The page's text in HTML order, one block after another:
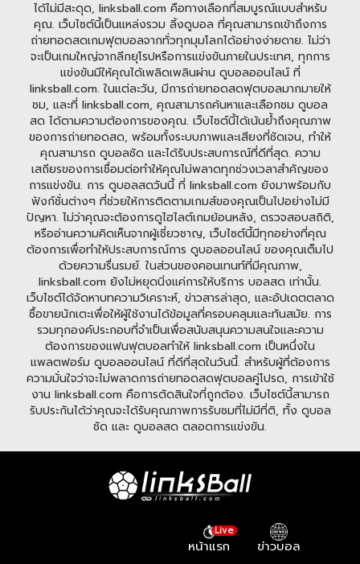
ได้ไม่มีสะดุด, linksball.com คือทางเลือกที่สมบูรณ์แบบสำหรับ
คุณ. เว็บไซต์นี้เป็นแหล่งรวม ลิ้งดูบอล ที่คุณสามารถเข้าถึงการ
ถ่ายทอดสดเกมฟุตบอลจากทั่วทุกมุมโลกได้อย่างง่ายดาย. ไม่ว่า
จะเป็นเกมใหญ่จากลีกยุโรปหรือการแข่งขันภายในประเทศ, ทุกการ
แข่งขันมีให้คุณได้เพลิดเพลินผ่าน ดูบอลออนไลน์ ที่
linksball.com. ในแต่ละวัน, มีการถ่ายทอดสดฟุตบอลมากมายให้
ชม, และที่ linksball.com, คุณสามารถค้นหาและเลือกชม ดูบอล
สด ได้ตามความต้องการของคุณ. เว็บไซต์นี้ได้เน้นย้ำถึงคุณภาพ
ของการถ่ายทอดสด, พร้อมทั้งระบบภาพและเสียงที่ชัดเจน, ทำให้
คุณสามารถ ดูบอลชัด และได้รับประสบการณ์ที่ดีที่สุด. ความ
เสถียรของการเชื่อมต่อทำให้คุณไม่พลาดทุกช่วงเวลาสำคัญของ
การแข่งขัน. การ ดูบอลสดวันนี้ ที่ linksball.com ยังมาพร้อมกับ
ฟังก์ชั่นต่างๆ ที่ช่วยให้การติดตามเกมส์ของคุณเป็นไปอย่างไม่มี
ปัญหา. ไม่ว่าคุณจะต้องการดูไฮไลต์เกมย้อนหลัง, ตรวจสอบสถิติ,
หรืออ่านความคิดเห็นจากผู้เชี่ยวชาญ, เว็บไซต์นี้มีทุกอย่างที่คุณ
ต้องการเพื่อทำให้ประสบการณ์การ ดูบอลออนไลน์ ของคุณเต็มไป
ด้วยความรื่นรมย์. ในส่วนของคอนเทนท์ที่มีคุณภาพ,
linksball.com ยังไม่หยุดนิ่งแค่การให้บริการ บอลสด เท่านั้น.
เว็บไซต์ได้จัดหาบทความวิเคราะห์, ข่าวสารล่าสุด, และอัปเดตตลาด
ซื้อขายนักเตะเพื่อให้ผู้ใช้งานได้ข้อมูลที่ครอบคลุมและทันสมัย. การ
รวมทุกองค์ประกอบที่จำเป็นเพื่อสนับสนุนความสนใจและความ
ต้องการของแฟนฟุตบอลทำให้ linksball.com เป็นหนึ่งใน
แพลตฟอร์ม ดูบอลออนไลน์ ที่ดีที่สุดในวันนี้. สำหรับผู้ที่ต้องการ
ความมั่นใจว่าจะไม่พลาดการถ่ายทอดสดฟุตบอลคู่โปรด, การเข้าใช้
งาน linksball.com คือการตัดสินใจที่ถูกต้อง. เว็บไซต์นี้สามารถ
รับประกันได้ว่าคุณจะได้รับคุณภาพการรับชมที่ไม่มีที่ติ, ทั้ง ดูบอล
ชัด และ ดูบอลสด ตลอดการแข่งขัน.
ข่าวบอล
Live
หน้าแรก